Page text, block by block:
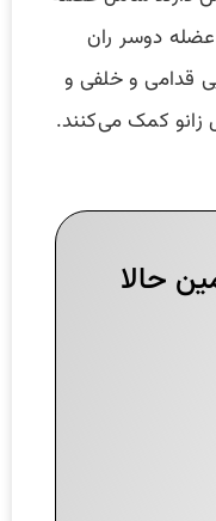
دوسر ران
قدامی و خلفی و
کمک می‌کنند.